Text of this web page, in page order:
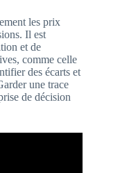
les prix
Il est
et de
comme celle
des écarts et
une trace
de décision